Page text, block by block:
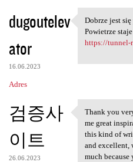
dugoutelev
ator
16.06.2023
Adres
Dobrze jest
Dobrze jest
Powietrze
https://tunnel-
검증사
이트
26.06.2023
Thank you
Thank you
me great
this kind of
and excellent,
much